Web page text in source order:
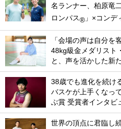
名ランナー、柏原竜
ロンパス® 」×コンデ
「会場の声は自分を
48kg級金メダリスト
と、声を活かした新
38歳でも進化を続け
バスケが上手くなっ
ぶ賞 受賞者インタビ
世界の頂点に君臨し